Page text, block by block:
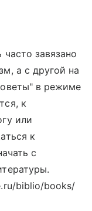
завязано
а с другой на
в режиме
к
или
к
с
biblio/books/